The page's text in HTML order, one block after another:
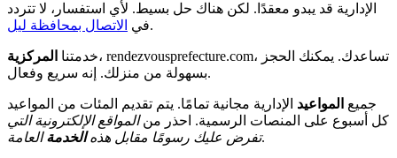
الإدارية قد يبدو معقدًا. لكن هناك حل بسيط. لأي استفسار، لا تتردد
في الاتصال بمحافظة ليل .
خدمتنا المركزية
، rendezvousprefecture.com، تساعدك. يمكنك الحجز
بسهولة من منزلك. إنه سريع وفعال.
جميع المواعيد الإدارية مجانية تمامًا. يتم تقديم المئات من المواعيد
كل أسبوع على المنصات الرسمية. احذر منالمواقع الإلكترونية التي
تفرض عليك رسومًا مقابل هذهالخدمةالعامة .